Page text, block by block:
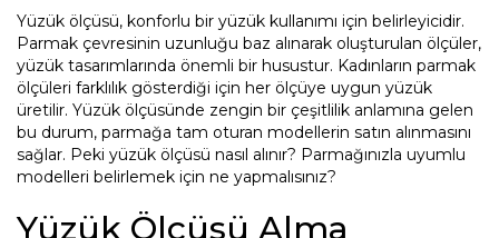
Yüzük ölçüsü, konforlu bir yüzük kullanımı için belirleyicidir.
Parmak çevresinin uzunluğu baz alınarak oluşturulan ölçüler,
yüzük tasarımlarında önemli bir husustur. Kadınların parmak
ölçüleri farklılık gösterdiği için her ölçüye uygun yüzük
üretilir. Yüzük ölçüsünde zengin bir çeşitlilik anlamına gelen
bu durum, parmağa tam oturan modellerin satın alınmasını
sağlar. Peki yüzük ölçüsü nasıl alınır? Parmağınızla uyumlu
modelleri belirlemek için ne yapmalısınız?
Yüzük Ölçüsü Alma